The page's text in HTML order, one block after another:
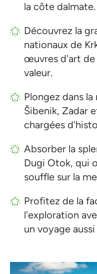
la côte dalmate.
Découvrez la
nationaux de
œuvres d'art de
valeur.
Plongez dans
Šibenik, Zadar
chargées
Absorber la
Dugi Otok, qui
souffle sur la
Profitez de la
l'exploration
un voyage